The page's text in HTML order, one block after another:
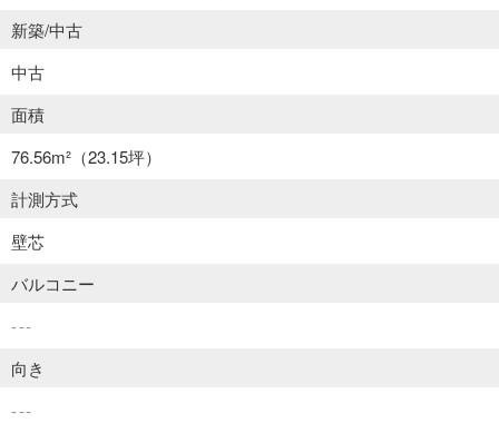
新築/中古
中古
面積
76.56m² （23.15坪）
計測方式
壁芯
バルコニー
---
向き
---